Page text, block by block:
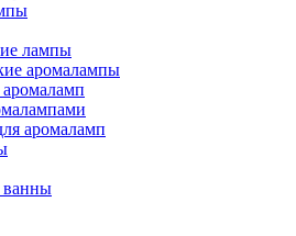
лампы
аромалампы
аромаламп
ванны